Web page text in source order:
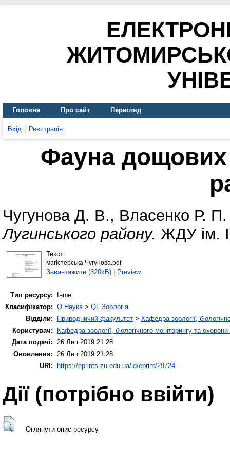
Головна Про сайт Перегляд
Вхід Реєстрація
Фауна дощових
Чугунова Д. В., Власенко Р. П.
Лугинського району. ЖДУ ім.
Текст
магістерська Чугунова.pdf
Завантажити (320kB)| Preview
Тип ресурсу:
Інше
Класифікатор: Q Наука> QL Зоологія
Відділи:
Природничий факультет > Кафедра зоології,
Користувач:
Кафедра зоології, біологічного моніторингу та
Дата подачі: 26 Лип 2019 21:28
Оновлення: 26 Лип 2019 21:28
URI:
https://eprints.zu.edu.ua/id/eprint/29724
Дії ​​(потрібно ввійти)
Оглянути опис ресурсу